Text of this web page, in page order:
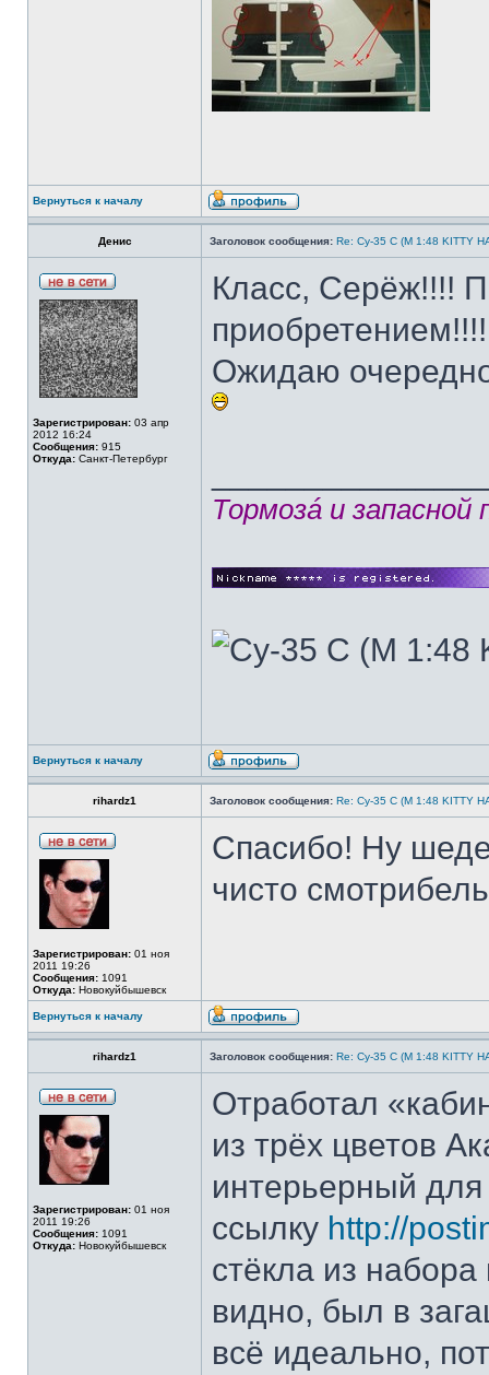
Вернуться к началу
Денис Заголовок сообщения: Re: Су-35 С (М 1:48 KITTY
Зарегистрирован: 03 апр
2012 16:24
Сообщения: 915
Откуда: Санкт-Петербург
Класс, Серёж!!!!
приобретением!!!!
Ожидаю
Тормозá и
Вернуться к началу
rihardz1 Заголовок сообщения: Re: Су-35 С (М 1:48 KITTY
Зарегистрирован: 01 ноя
2011 19:26
Сообщения: 1091
Откуда: Новокуйбышевск
Спасибо! Ну
чисто
Вернуться к началу
rihardz1 Заголовок сообщения: Re: Су-35 С (М 1:48 KITTY
Зарегистрирован: 01 ноя
2011 19:26
Сообщения: 1091
Откуда: Новокуйбышевск
Отработал
из трёх цветов
интерьерный для
ссылку http://
стёкла из набора
видно, был в
всё идеально,